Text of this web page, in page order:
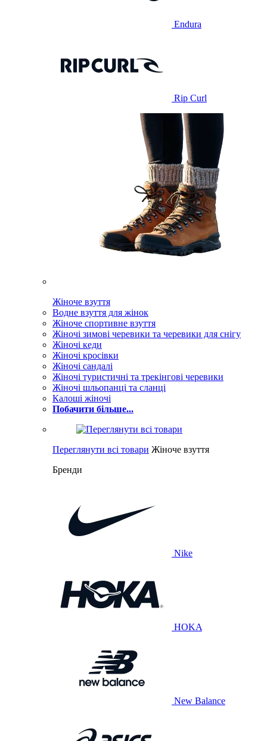
Endura
Rip Curl
Жіноче взуття
Водне взуття для жінок
Жіноче спортивне взуття
Жіночі зимові черевики та черевики для снігу
Жіночі кеди
Жіночі кросівки
Жіночі сандалі
Жіночі туристичні та трекінгові черевики
Жіночі шльопанці та сланці
Калоші жіночі
Побачити більше...
Переглянути всі товари Жіноче взуття
Бренди
Nike
HOKA
New Balance